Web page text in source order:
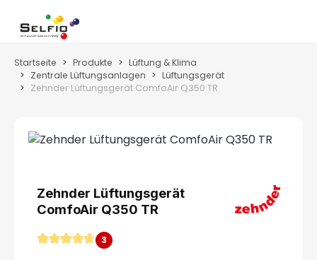
Zum Hauptinhalt springen
Startseite Produkte
Lüftung & Klima
Zentrale Lüftungsanlagen
Lüftungsgerät
Zehnder Lüftungsgerät ComfoAir Q350 TR
Zehnder Lüftungsgerät
ComfoAir Q350 TR
Durchschnittliche Bewertung von 4.67 von 5
3